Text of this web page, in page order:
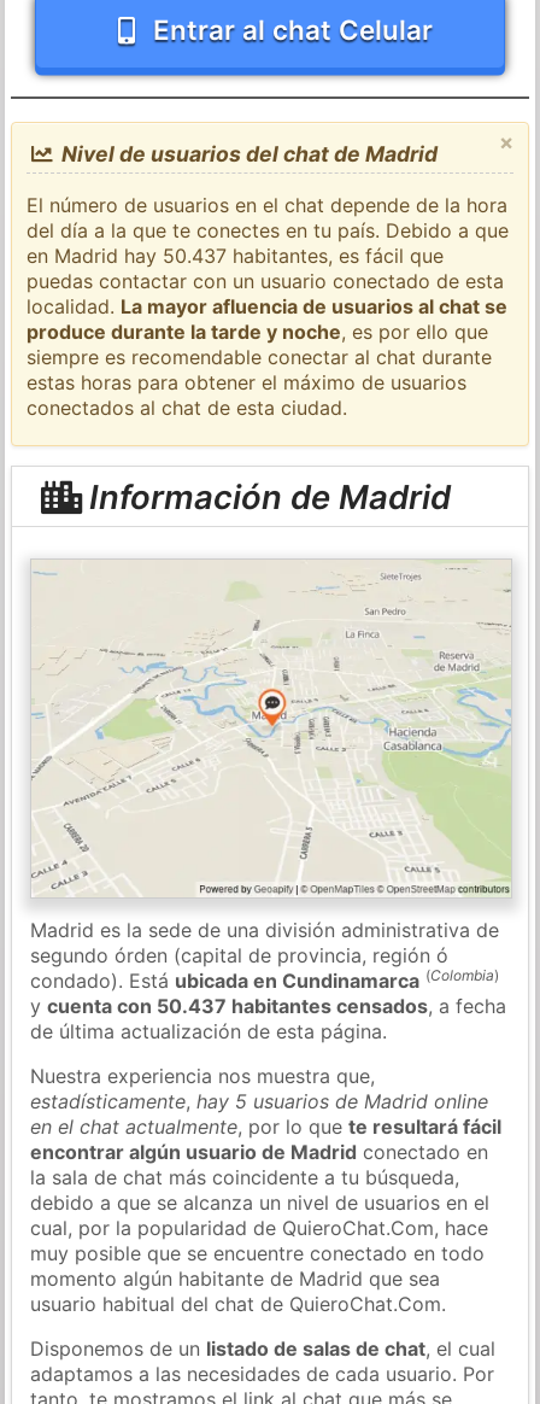
Entrar al chat Celular
×
Nivel de usuarios del chat de Madrid
El número de usuarios en el chat depende de la hora
del día a la que te conectes en tu país. Debido a que
en Madrid hay 50.437 habitantes, es fácil que
puedas contactar con un usuario conectado de esta
localidad. La mayor afluencia de usuarios al chat se
produce durante la tarde y noche, es por ello que
siempre es recomendable conectar al chat durante
estas horas para obtener el máximo de usuarios
conectados al chat de esta ciudad.
Información de Madrid
Madrid es la sede de una división administrativa de
segundo órden (capital de provincia, región ó
condado). Está ubicada en Cundinamarca (Colombia)
ycuenta con 50.437 habitantes censados, a fecha
de última actualización de esta página.
Nuestra experiencia nos muestra que,
estadísticamente,hay 5 usuarios de Madrid online
en el chat actualmente, por lo quete resultará fácil
encontrar algún usuario de Madrid conectado en
la sala de chat más coincidente a tu búsqueda,
debido a que se alcanza un nivel de usuarios en el
cual, por la popularidad de QuieroChat.Com, hace
muy posible que se encuentre conectado en todo
momento algún habitante de Madrid que sea
usuario habitual del chat de QuieroChat.Com.
Disponemos de un listado de salas de chat, el cual
adaptamos a las necesidades de cada usuario. Por
tanto, te mostramos el link al chat que más se